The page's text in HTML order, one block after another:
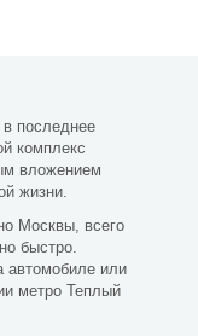
последнее
комплекс
вложением
жизни.
Москвы, всего
быстро.
автомобиле или
метро Теплый